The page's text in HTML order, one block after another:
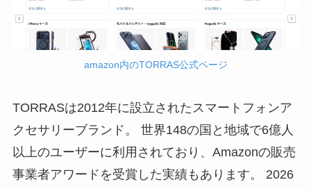
amazon内のTORRAS公式ページ
TORRASは2012年に設立されたスマートフォンア
クセサリーブランド。 世界148の国と地域で6億人
以上のユーザーに利用されており、Amazonの販売
事業者アワードを受賞した実績もあります。 2026